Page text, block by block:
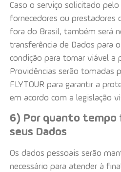
Caso o serviço solicitado
fornecedores ou prestadores
fora do Brasil, também será
transferência de Dados para
condição para tornar viável a
Providências serão tomadas
FLYTOUR para garantir a
em acordo com a legislação
6) Por quanto tempo
seus Dados
Os dados pessoais serão
necessário para atender à